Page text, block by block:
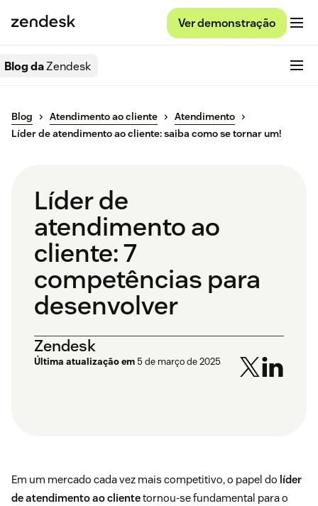
Ver demonstração
Blog daZendesk
Blog Atendimento ao cliente
Atendimento
Líder de atendimento ao cliente: saiba como se tornar um!
Líder de
atendimento ao
cliente: 7
competências para
desenvolver
Zendesk
Última atualização em5 de março de 2025
Em um mercado cada vez mais competitivo, o papel do líder
de atendimento ao clientetornou-se fundamental para o